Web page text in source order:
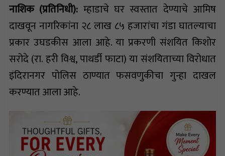
नाशिक (प्रतिनिधी): म्हाडाचे घर स्वस्तात देण्याचे आमिष
दाखवून नागरिकांना २८ लाख ८५ हजारांचा गंडा घातल्याचा
प्रकार उघडकीस आला आहे. या प्रकरणी संशयित किशोर
सरोदे (रा. हरी विश्व, पाथर्डी फाटा) या संशयिताच्या विरोधात
इंदिरानगर पोलिस ठाण्यात फसवणुकीचा गुन्हा दाखल
करण्यात आला आहे.